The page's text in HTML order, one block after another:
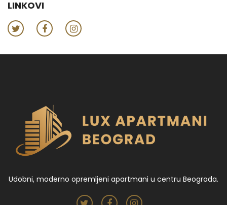
LINKOVI
Udobni, moderno opremljeni apartmani u centru Beograda.